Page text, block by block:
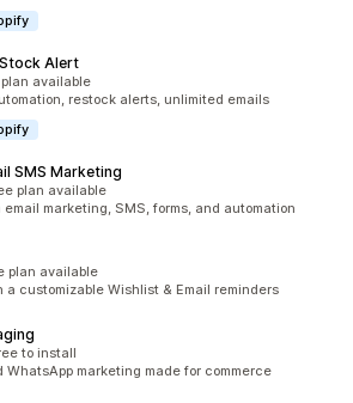
Alert
plan available
restock alerts, unlimited emails
SMS Marketing
yhteensä
plan available
marketing, SMS, forms, and automation
plan available
a customizable Wishlist & Email reminders
yhteensä
to install
WhatsApp marketing made for commerce